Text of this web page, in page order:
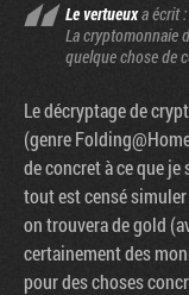
Le vertueuxa écrit :
La cryptomonnaie
quelque chose de
Le décryptage de
(genre
de concret à ce que
tout est censé
on trouvera de gold
certainement des
pour des choses